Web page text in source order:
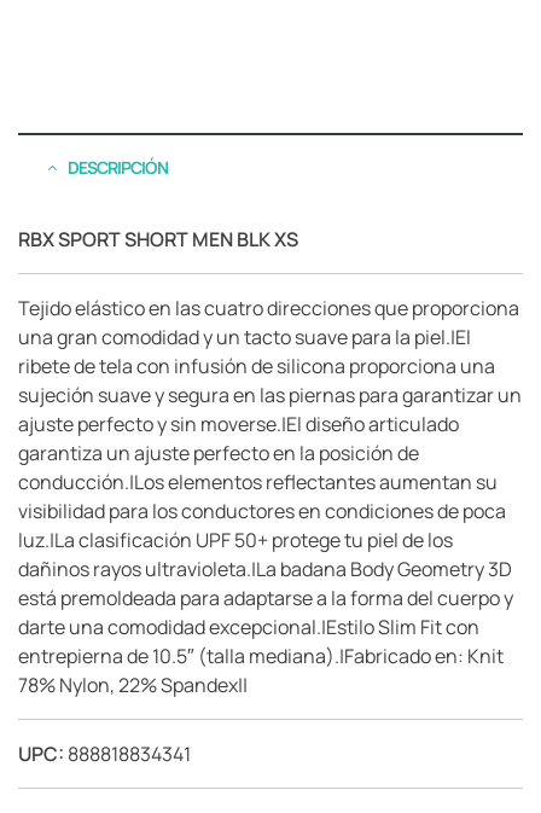
DESCRIPCIÓN
RBX SPORT SHORT MEN BLK XS
Tejido elástico en las cuatro direcciones que proporciona
una gran comodidad y un tacto suave para la piel.|El
ribete de tela con infusión de silicona proporciona una
sujeción suave y segura en las piernas para garantizar un
ajuste perfecto y sin moverse.|El diseño articulado
garantiza un ajuste perfecto en la posición de
conducción.|Los elementos reflectantes aumentan su
visibilidad para los conductores en condiciones de poca
luz.|La clasificación UPF 50+ protege tu piel de los
dañinos rayos ultravioleta.|La badana Body Geometry 3D
está premoldeada para adaptarse a la forma del cuerpo y
darte una comodidad excepcional.|Estilo Slim Fit con
entrepierna de 10.5″ (talla mediana).|Fabricado en: Knit
78% Nylon, 22% Spandex||
UPC: 888818834341